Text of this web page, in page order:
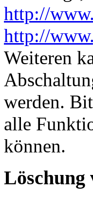
http://
http://
Weiteren
werden.
alle
können.
Löschung